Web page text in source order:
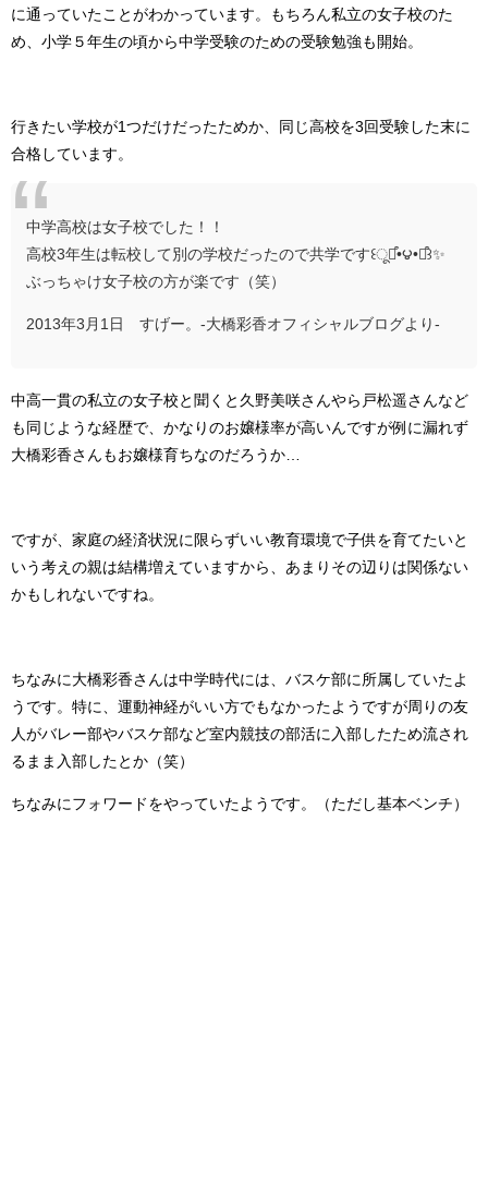
に通っていたことがわかっています。もちろん私立の女子校のた
め、小学５年生の頃から中学受験のための受験勉強も開始。
行きたい学校が1つだけだったためか、同じ高校を3回受験した末に
合格しています。
中学高校は女子校でした！！
高校3年生は転校して別の学校だったので共学です꒰ू๑͒•౪•๑͒꒱✨
ぶっちゃけ女子校の方が楽です（笑）
2013年3月1日 すげー。-大橋彩香オフィシャルブログより-
中高一貫の私立の女子校と聞くと久野美咲さんやら戸松遥さんなど
も同じような経歴で、かなりのお嬢様率が高いんですが例に漏れず
大橋彩香さんもお嬢様育ちなのだろうか…
ですが、家庭の経済状況に限らずいい教育環境で子供を育てたいと
いう考えの親は結構増えていますから、あまりその辺りは関係ない
かもしれないですね。
ちなみに大橋彩香さんは中学時代には、バスケ部に所属していたよ
うです。特に、運動神経がいい方でもなかったようですが周りの友
人がバレー部やバスケ部など室内競技の部活に入部したため流され
るまま入部したとか（笑）
ちなみにフォワードをやっていたようです。（ただし基本ベンチ）